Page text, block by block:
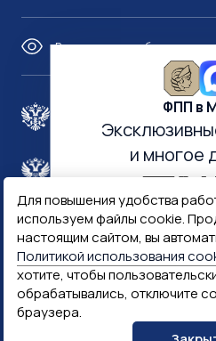
Для повышения удобства
используем файлы cookie.
настоящим сайтом, вы
Политикой использования
хотите, чтобы
обрабатывались, отключите
браузера.
Версия для слабовидящих
Правительство России
Минфин России
Госуслуги
Госслужба
ФПП в
и многое